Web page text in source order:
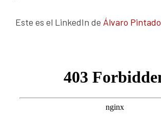
Este es el LinkedIn de Álvaro Pintado